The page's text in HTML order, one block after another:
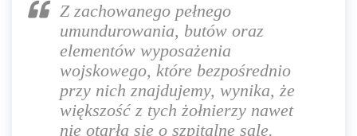
Z zachowanego pełnego
umundurowania, butów oraz
elementów wyposażenia
wojskowego, które bezpośrednio
przy nich znajdujemy, wynika, że
większość z tych żołnierzy nawet
nie otarła się o szpitalne sale.